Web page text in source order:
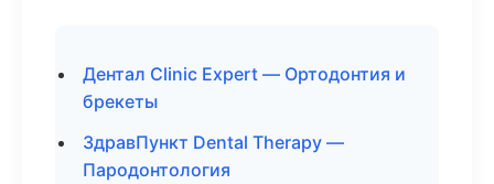
Дентал Clinic Expert — Ортодонтия и
брекеты
ЗдравПункт Dental Therapy —
Пародонтология